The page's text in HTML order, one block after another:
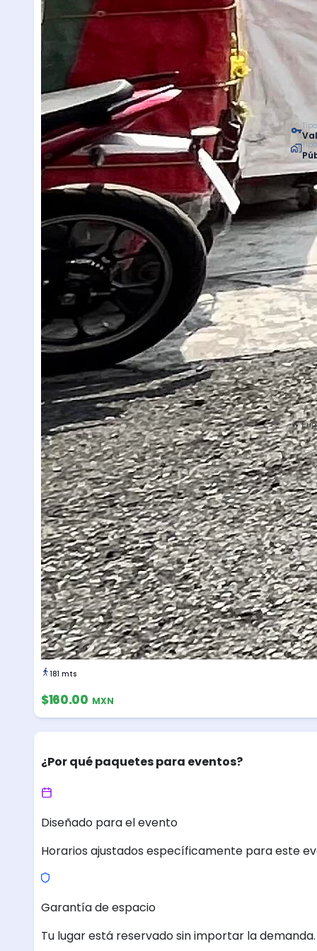
181 mts
🔥
$160.00 MXN
¿Por qué paquetes para eventos?
Diseñado para el evento
Horarios ajustados específicamente para este
Garantía de espacio
Tu lugar está reservado sin importar la demanda.